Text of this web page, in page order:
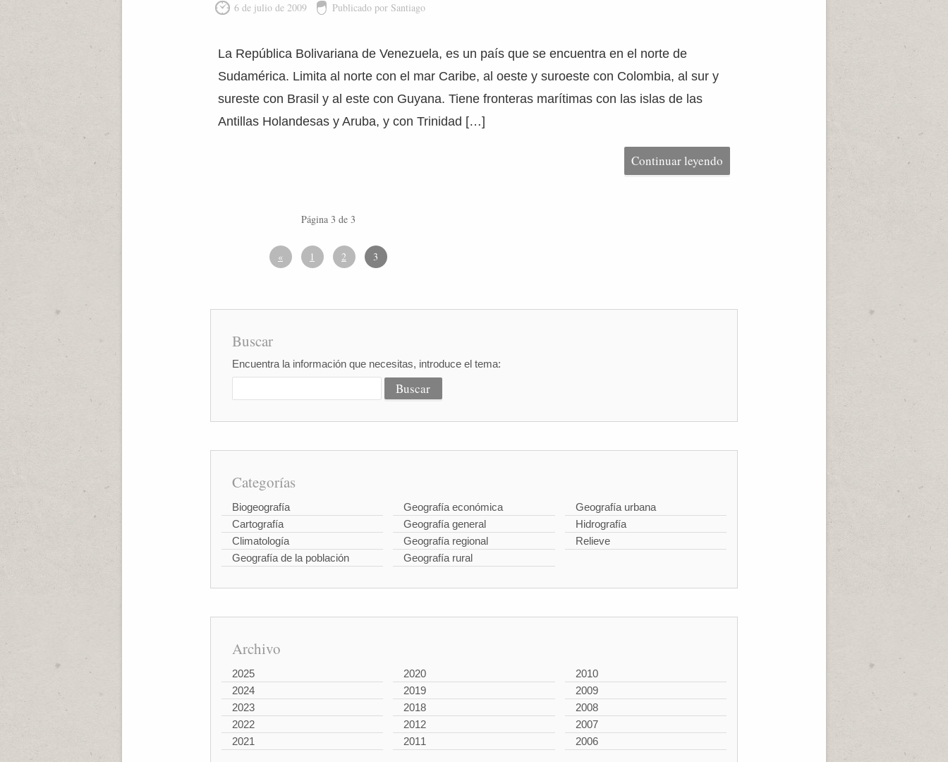
6 de julio de 2009 Publicado por Santiago
La República Bolivariana de Venezuela, es un país que se encuentra en el norte de
Sudamérica. Limita al norte con el mar Caribe, al oeste y suroeste con Colombia, al sur y
sureste con Brasil y al este con Guyana. Tiene fronteras marítimas con las islas de las
Antillas Holandesas y Aruba, y con Trinidad […]
Continuar leyendo
Página 3 de 3
« 1 2 3
Buscar
Encuentra la información que necesitas, introduce el tema:
Categorías
Biogeografía
Cartografía
Climatología
Geografía de la población
Geografía económica
Geografía general
Geografía regional
Geografía rural
Geografía urbana
Hidrografía
Relieve
Archivo
2025
2024
2023
2022
2021
2020
2019
2018
2012
2011
2010
2009
2008
2007
2006